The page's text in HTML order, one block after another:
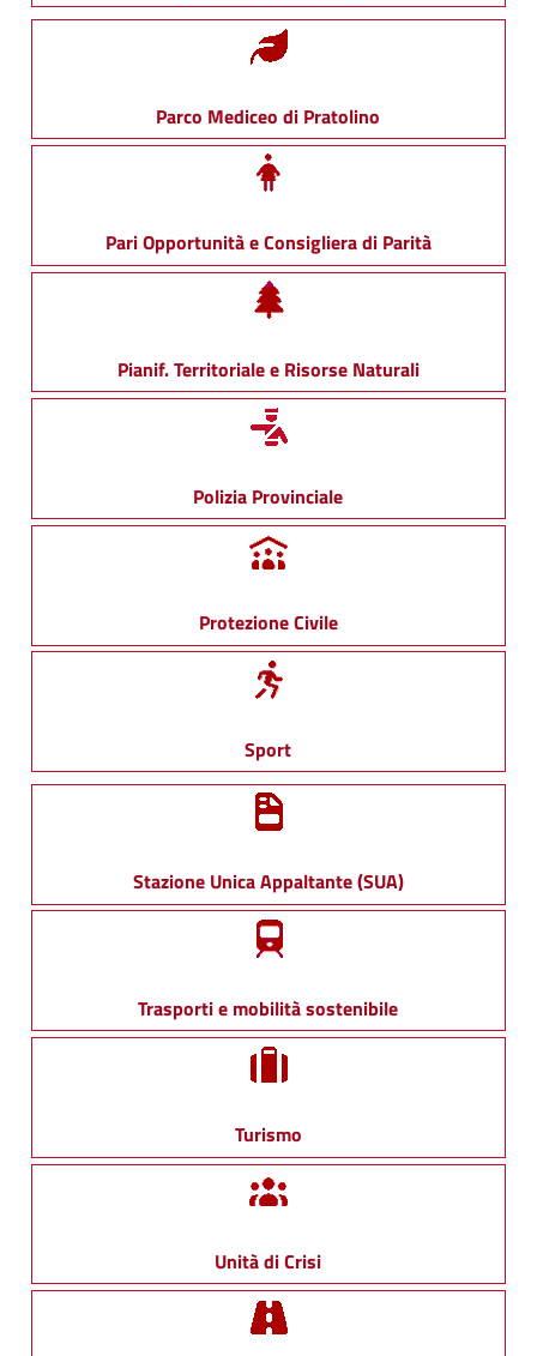
Parco Mediceo di Pratolino
Pari Opportunità e Consigliera di Parità
Pianif. Territoriale e Risorse Naturali
Polizia Provinciale
Protezione Civile
Sport
Stazione Unica Appaltante (SUA)
Trasporti e mobilità sostenibile
Turismo
Unità di Crisi